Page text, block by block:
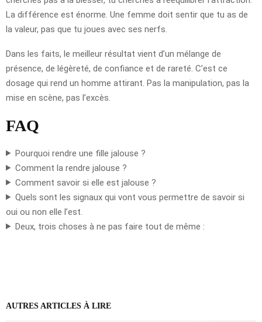
La différence est énorme. Une femme doit sentir que tu as de
la valeur, pas que tu joues avec ses nerfs.
Dans les faits, le meilleur résultat vient d’un mélange de
présence, de légèreté, de confiance et de rareté. C’est ce
dosage qui rend un homme attirant. Pas la manipulation, pas la
mise en scène, pas l’excès.
FAQ
Pourquoi rendre une fille jalouse ?
Comment la rendre jalouse ?
Comment savoir si elle est jalouse ?
Quels sont les signaux qui vont vous permettre de savoir si
oui ou non elle l’est.
Deux, trois choses à ne pas faire tout de même :
AUTRES ARTICLES À LIRE